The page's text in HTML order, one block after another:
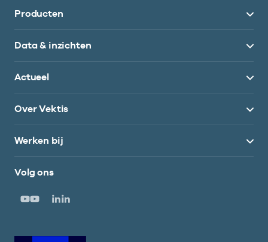
Producten
Data & inzichten
Actueel
Over Vektis
Werken bij
Volg ons